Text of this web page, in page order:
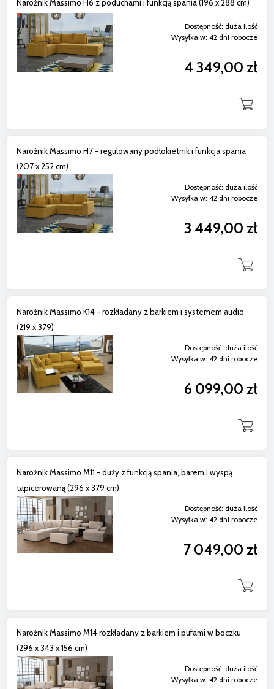
Narożnik Massimo H6 z poduchami i funkcją spania (196 x 288 cm)
Dostępność: duża ilość
Wysyłka w: 42 dni robocze
4 349,00 zł
Narożnik Massimo H7 - regulowany podłokietnik i funkcja spania
(207 x 252 cm)
Dostępność: duża ilość
Wysyłka w: 42 dni robocze
3 449,00 zł
Narożnik Massimo K14 - rozkładany z barkiem i systemem audio
(219 x 379)
Dostępność: duża ilość
Wysyłka w: 42 dni robocze
6 099,00 zł
Narożnik Massimo M11 - duży z funkcją spania, barem i wyspą
tapicerowaną (296 x 379 cm)
Dostępność: duża ilość
Wysyłka w: 42 dni robocze
7 049,00 zł
Narożnik Massimo M14 rozkładany z barkiem i pufami w boczku
(296 x 343 x 156 cm)
Dostępność: duża ilość
Wysyłka w: 42 dni robocze